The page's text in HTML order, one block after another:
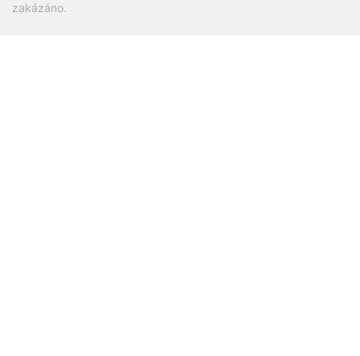
zakázáno.